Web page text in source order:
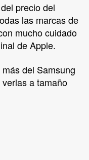
precio del
las marcas de
mucho cuidado
de Apple.
del Samsung
a tamaño